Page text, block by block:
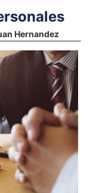
Hernandez